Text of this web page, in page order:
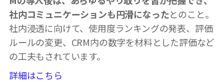
社内コミュニケーションも円滑になったとのこと。
社内浸透に向けて、使用度ランキングの発表、評価
ルールの変更、CRM内の数字を材料とした評価など
の工夫もされています。
詳細はこちら